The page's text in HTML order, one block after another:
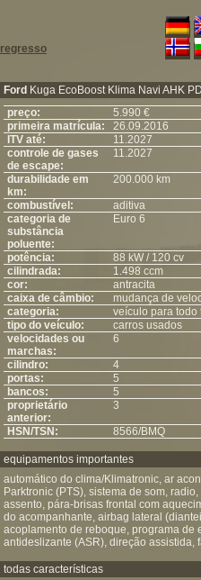
regresso
Ford Kuga EcoBoost Klima Navi AHK
preço:
5.990 €
primeira matrícula:
26.09.2016
ITV até:
11.2027
controle de gases
de escape:
11.2027
durabilidade em
km:
200.000 km
combustível:
aditiva
categoria de
substância
poluente:
Euro 6
potência:
88 kW / 120 cv
cilindrada:
1.498 ccm
cor:
antracita
caixa de câmbio:
mudança de
categoria:
veículo para todo
tipo do veículo:
carros usados
velocidades ou
marchas:
6
cilindro:
4
portas:
5
bancos:
5
proprietário
anterior:
3
HSN/TSN: 8566/BMQ
equipamentos importantes
automático do clima/Klimatronic, ar
Parktronic (PTS), sistema de som,
assento, pára-brisas frontal com
do acompanhante, airbag lateral
acoplamento de reboque, programa de
antideslizante (ASR), direção assistida,
todas características